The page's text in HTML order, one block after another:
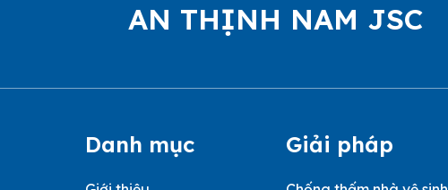
AN THỊNH NAM JSC
Danh mục Giải pháp